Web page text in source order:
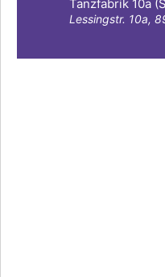
Tanzfabrik 10a
Lessingstr. 10a,